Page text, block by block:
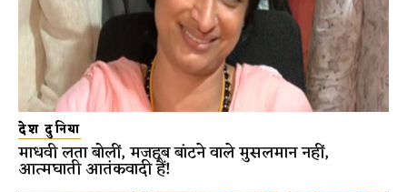
देश दुनिया
माधवी लता बोलीं, मजहब बांटने वाले मुसलमान नहीं,
आत्मघाती आतंकवादी हैं!